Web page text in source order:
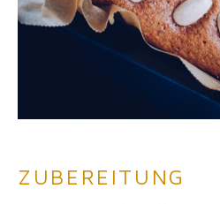
ZUBEREITUNG